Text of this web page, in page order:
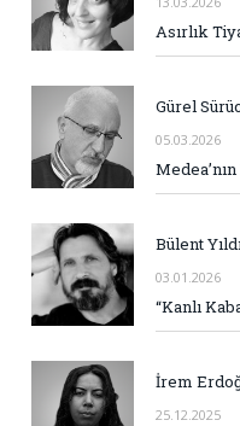
Asırlık
Gürel
05.03.2026
Bülent
03.01.2026
“Kanlı
İrem
25.12.2025